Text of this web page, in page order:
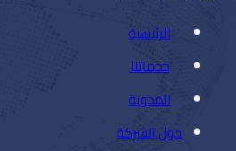
الرئيسية
خدماتنا
المدونة
حول الشركة